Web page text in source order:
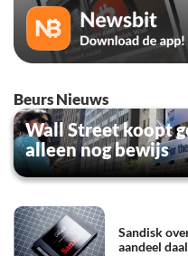
Beurs Nieuws
Wall Street koopt
alleen nog bewijs
Sandisk
aandeel